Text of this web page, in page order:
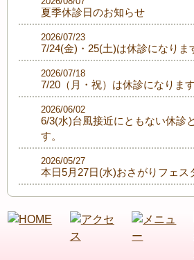
夏季休診日のお知らせ
7/24(金)・25(土)は休診になりま
2026/07/23
7/20（月・祝）は休診になります
2026/07/18
6/3(水)台風接近にともない休診
す。
2026/06/02
本日5月27日(水)おさがりフェ
2026/05/27